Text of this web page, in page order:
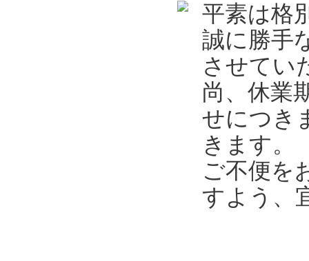
平素は格
誠に勝手
させてい
尚、休業
せにつき
きます。
ご不便を
すよう、